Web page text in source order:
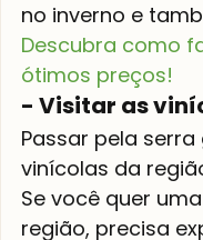
no inverno e
Descubra como
ótimos preços!
- Visitar as
Passar pela
vinícolas da
Se você quer
região, precisa